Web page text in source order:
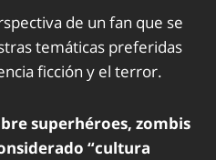
de un fan que se
temáticas preferidas
ficción y el terror.
superhéroes, zombis
“cultura